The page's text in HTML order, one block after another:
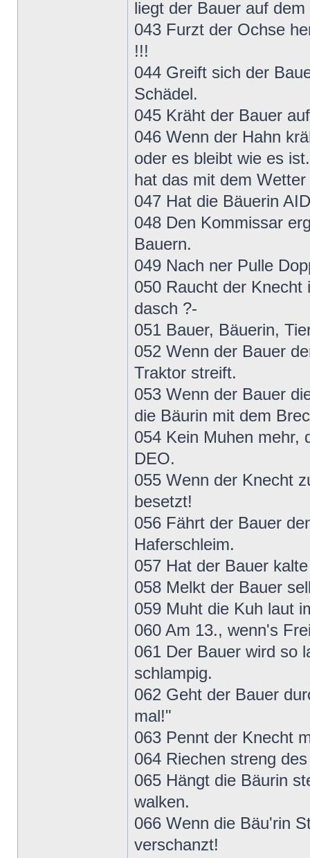
liegt der Bauer auf
043 Furzt der Ochse
!!!
044 Greift sich der
Schädel.
045 Kräht der Bauer
046 Wenn der Hahn
oder es bleibt wie es
hat das mit dem
047 Hat die Bäuerin
048 Den Kommissar
Bauern.
049 Nach ner Pulle
050 Raucht der
dasch ?-
051 Bauer, Bäuerin,
052 Wenn der Bauer
Traktor streift.
053 Wenn der Bauer
die Bäurin mit dem
054 Kein Muhen mehr,
DEO.
055 Wenn der Knecht
besetzt!
056 Fährt der Bauer
Haferschleim.
057 Hat der Bauer
058 Melkt der Bauer
059 Muht die Kuh laut
060 Am 13., wenn's
061 Der Bauer wird so
schlampig.
062 Geht der Bauer
mal!"
063 Pennt der Knecht
064 Riechen streng
065 Hängt die Bäurin
walken.
066 Wenn die Bäu'rin
verschanzt!